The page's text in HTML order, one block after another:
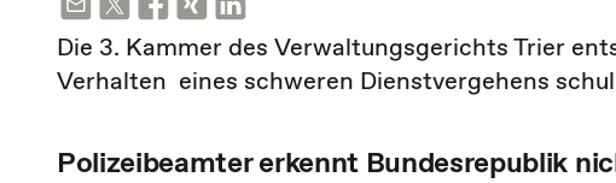
Die 3. Kammer des Verwaltungsgerichts Trier
Verhalten eines schweren Dienstvergehens
Polizeibeamter erkennt Bundesrepublik